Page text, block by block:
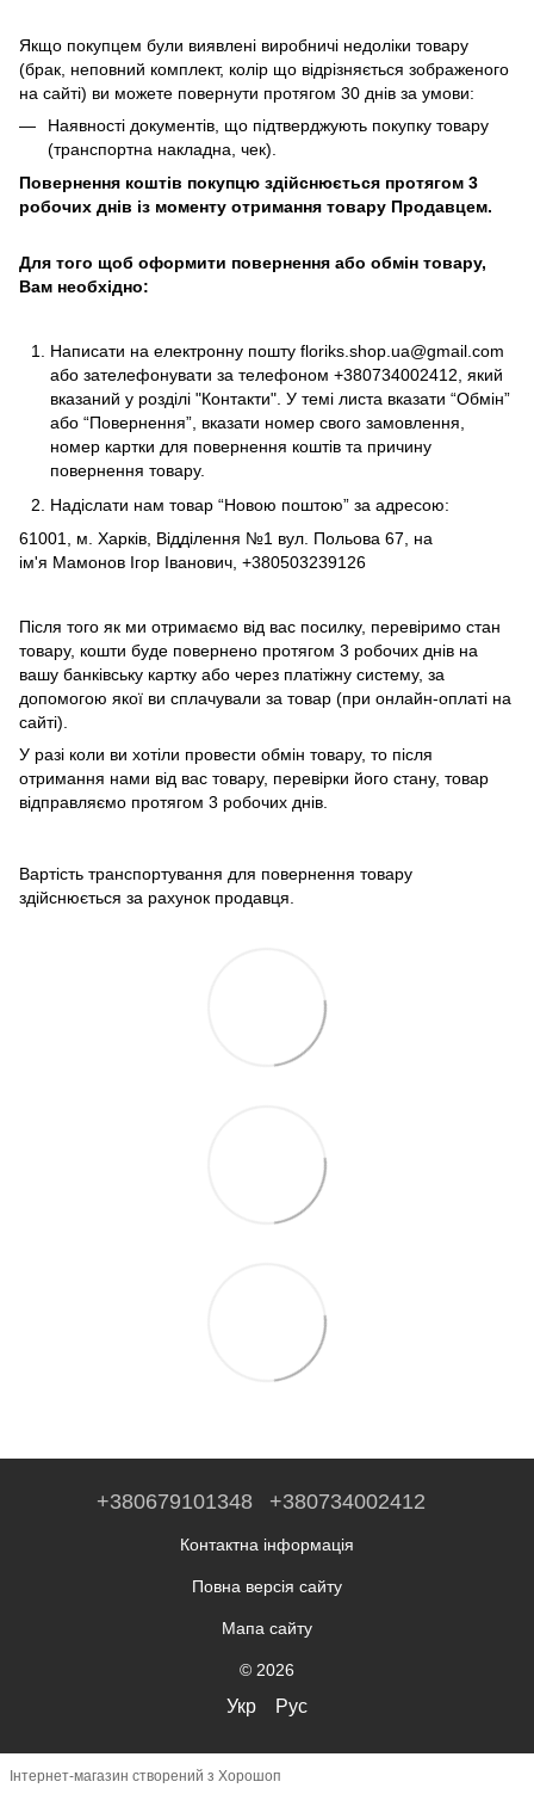
Якщо покупцем були виявлені виробничі недоліки товару
(брак, неповний комплект, колір що відрізняється зображеного
на сайті) ви можете повернути протягом 30 днів за умови:
Наявності документів, що підтверджують покупку товару
(транспортна накладна, чек).
Повернення коштів покупцю здійснюється протягом 3
робочих днів із моменту отримання товару Продавцем.
Для того щоб оформити повернення або обмін товару,
Вам необхідно:
Написати на електронну пошту floriks.shop.ua@gmail.com
або зателефонувати за телефоном +380734002412 , який
вказаний у розділі "Контакти" . У темі листа вказати “Обмін”
або “Повернення”, вказати номер свого замовлення,
номер картки для повернення коштів та причину
повернення товару.
Надіслати нам товар “Новою поштою” за адресою:
61001, м. Харків, Відділення №1 вул. Польова 67, на
ім'я Мамонов Ігор Іванович, +380503239126
Після того як ми отримаємо від вас посилку, перевіримо стан
товару, кошти буде повернено протягом 3 робочих днів на
вашу банківську картку або через платіжну систему, за
допомогою якої ви сплачували за товар (при онлайн-оплаті на
сайті).
У разі коли ви хотіли провести обмін товару, то після
отримання нами від вас товару, перевірки його стану, товар
відправляємо протягом 3 робочих днів.
Вартість транспортування для повернення товару
здійснюється за рахунок продавця.
+380679101348 +380734002412
Контактна інформація
Повна версія сайту
Мапа сайту
© 2026
Укр Рус
Інтернет-магазин створений з Хорошоп